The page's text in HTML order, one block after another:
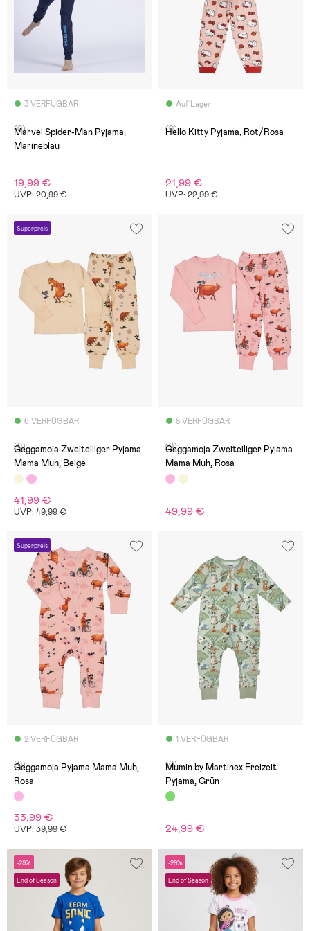
3 VERFÜGBAR
(0)
Marvel Spider-Man Pyjama,
Marineblau
19,99 €
UVP: 20,99 €
Auf Lager
(0)
Hello Kitty Pyjama, Rot/Rosa
21,99 €
UVP: 22,99 €
Superpreis
6 VERFÜGBAR
(0)
Geggamoja Zweiteiliger Pyjama
Mama Muh, Beige
41,99 €
UVP: 49,99 €
8 VERFÜGBAR
(0)
Geggamoja Zweiteiliger Pyjama
Mama Muh, Rosa
49,99 €
Superpreis
2 VERFÜGBAR
(0)
Geggamoja Pyjama Mama Muh,
Rosa
33,99 €
UVP: 39,99 €
1 VERFÜGBAR
(0)
Mumin by Martinex Freizeit
Pyjama, Grün
24,99 €
-29%
End of Season
-29%
End of Season